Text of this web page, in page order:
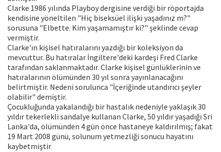
Clarke 1986 yılında Playboy dergisine verdiği bir röportajda
kendisine yöneltilen "Hiç biseksüel ilişki yaşadınız m?"
sorusuna "Elbette. Kim yaşamamıştır ki?" şeklinde cevap
vermiştir.
Clarke'ın kişisel hatıralarını yazdığı bir koleksiyon da
mevcuttur. Bu hatıralar İngiltere'deki kardeşi Fred Clarke
tarafından saklanmaktadır. Clarke kişisel günlüklerinin ve
hatıralarının ölümünden 30 yıl sonra yayınlanacağını
belirtmiştir. Nedeni sorulunca "İçeriğinde utandırıcı şeyler
olabilir" demiştir.
Çocukluğunda yakalandığı bir hastalık nedeniyle yaklaşık 30
yıldır tekerlekli sandalye kullanan Clarke, 50 yıldır yaşadığı Sri
Lanka'da, ölümünden 4 gün önce hastaneye kaldırılmış; fakat
19 Mart 2008 günü, solunum yetmezliği sonucu hayatını
kaybetmiştir